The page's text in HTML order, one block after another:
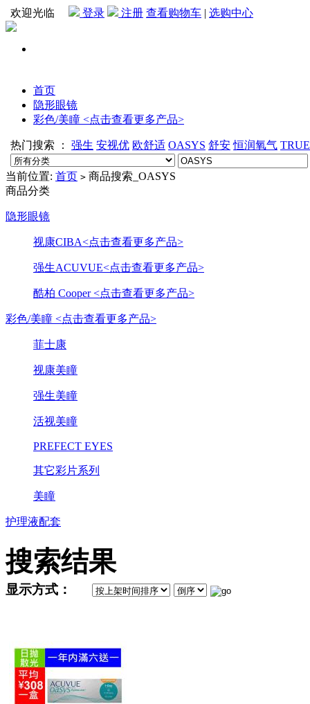
欢迎光临 登录 注册 查看购物车 | 选购中心
首页
隐形眼镜
彩色/美瞳 <点击查看更多产品>
热门搜索 ： 强生 安视优 欧舒适 OASYS 舒安 恒润氧气
当前位置: 首页 > 商品搜索_OASYS
商品分类
隐形眼镜
视康CIBA<点击查看更多产品>
强生ACUVUE<点击查看更多产品>
酷柏 Cooper <点击查看更多产品>
彩色/美瞳 <点击查看更多产品>
菲士康
视康美瞳
强生美瞳
活视美瞳
PREFECT EYES
其它彩片系列
美瞳
护理液配套
搜索结果
显示方式：